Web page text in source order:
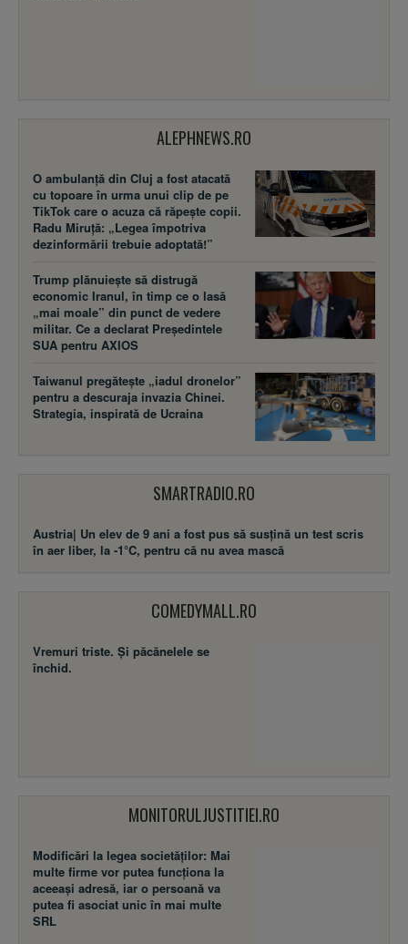
ALEPHNEWS.RO
O ambulanță din Cluj a fost atacată
cu topoare în urma unui clip de pe
TikTok care o acuza că răpește copii.
Radu Miruță: „Legea împotriva
dezinformării trebuie adoptată!”
Trump plănuiește să distrugă
economic Iranul, în timp ce o lasă
„mai moale” din punct de vedere
militar. Ce a declarat Președintele
SUA pentru AXIOS
Taiwanul pregătește „iadul dronelor”
pentru a descuraja invazia Chinei.
Strategia, inspirată de Ucraina
SMARTRADIO.RO
Austria| Un elev de 9 ani a fost pus să susţină un test scris
în aer liber, la -1°C, pentru că nu avea mască
COMEDYMALL.RO
Vremuri triste. Şi păcănelele se
închid.
MONITORULJUSTITIEI.RO
Modificări la legea societăţilor: Mai
multe firme vor putea funcţiona la
aceeaşi adresă, iar o persoană va
putea fi asociat unic în mai multe
SRL